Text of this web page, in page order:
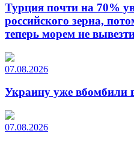
Турция почти на 70%
российского зерна,
теперь морем не
07.08.2026
Украину уже вбомбили
07.08.2026